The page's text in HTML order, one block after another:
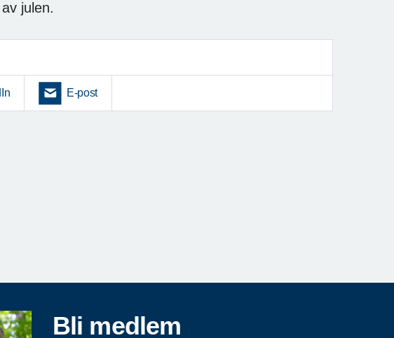
julen.
E-post
Bli medlem